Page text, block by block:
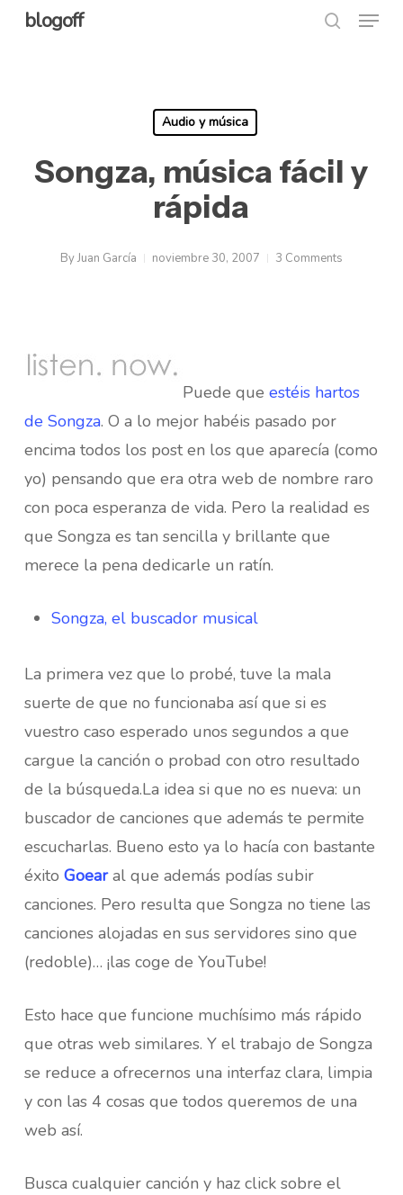
Skipblogoff Menu
Audio y música
Songza, música fácil y
rápida
ByJuan García noviembre 30, 2007 3 Comments
Puede que estéis hartos
de Songza. O a lo mejor habéis pasado por
encima todos los post en los que aparecía (como
yo) pensando que era otra web de nombre raro
con poca esperanza de vida. Pero la realidad es
que Songza es tan sencilla y brillante que
merece la pena dedicarle un ratín.
Songza, el buscador musical
La primera vez que lo probé, tuve la mala
suerte de que no funcionaba así que si es
vuestro caso esperado unos segundos a que
cargue la canción o probad con otro resultado
de la búsqueda.La idea si que no es nueva: un
buscador de canciones que además te permite
escucharlas. Bueno esto ya lo hacía con bastante
éxito Goearal que además podías subir
canciones. Pero resulta que Songza no tiene las
canciones alojadas en sus servidores sino que
(redoble)… ¡las coge de YouTube!
Esto hace que funcione muchísimo más rápido
que otras web similares. Y el trabajo de Songza
se reduce a ofrecernos una interfaz clara, limpia
y con las 4 cosas que todos queremos de una
web así.
Busca cualquier canción y haz click sobre el